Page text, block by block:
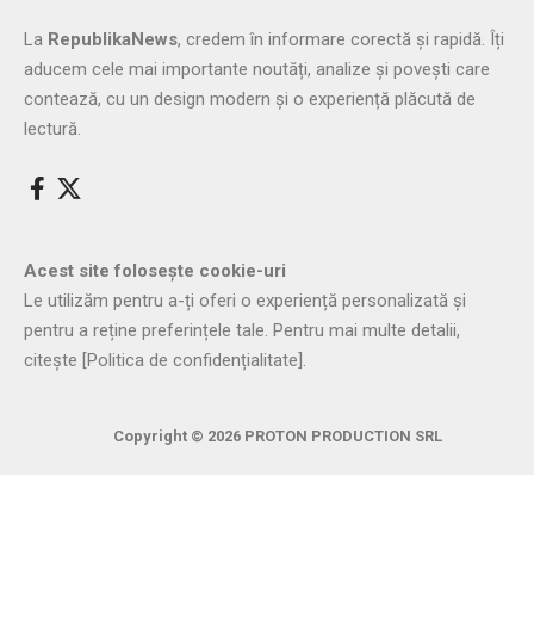
La RepublikaNews, credem în informare corectă și rapidă. Îți
aducem cele mai importante noutăți, analize și povești care
contează, cu un design modern și o experiență plăcută de
lectură.
Acest site folosește cookie-uri
Le utilizăm pentru a-ți oferi o experiență personalizată și
pentru a reține preferințele tale. Pentru mai multe detalii,
citește [Politica de confidențialitate]
Copyright © 2026 PROTON PRODUCTION SRL